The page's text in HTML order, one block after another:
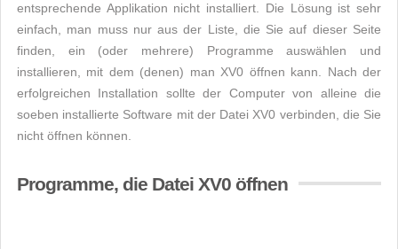
entsprechende Applikation nicht installiert. Die Lösung ist sehr
einfach, man muss nur aus der Liste, die Sie auf dieser Seite
finden, ein (oder mehrere) Programme auswählen und
installieren, mit dem (denen) man XV0 öffnen kann. Nach der
erfolgreichen Installation sollte der Computer von alleine die
soeben installierte Software mit der Datei XV0 verbinden, die Sie
nicht öffnen können.
Programme, die Datei XV0 öffnen